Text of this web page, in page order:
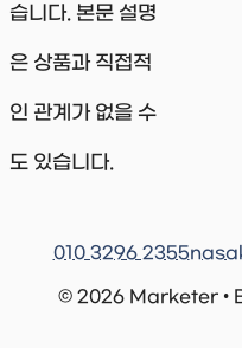
습니다. 본문 설명
은 상품과 직접적
인 관계가 없을 수
도 있습니다.
© 2026 Marketer •
010 3296 2355